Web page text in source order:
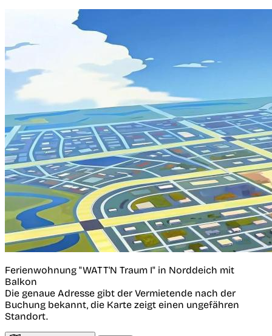
Ferienwohnung "WATT'N Traum I" in Norddeich mit
Balkon
Die genaue Adresse gibt der Vermietende nach der
Buchung bekannt, die Karte zeigt einen ungefähren
Standort.